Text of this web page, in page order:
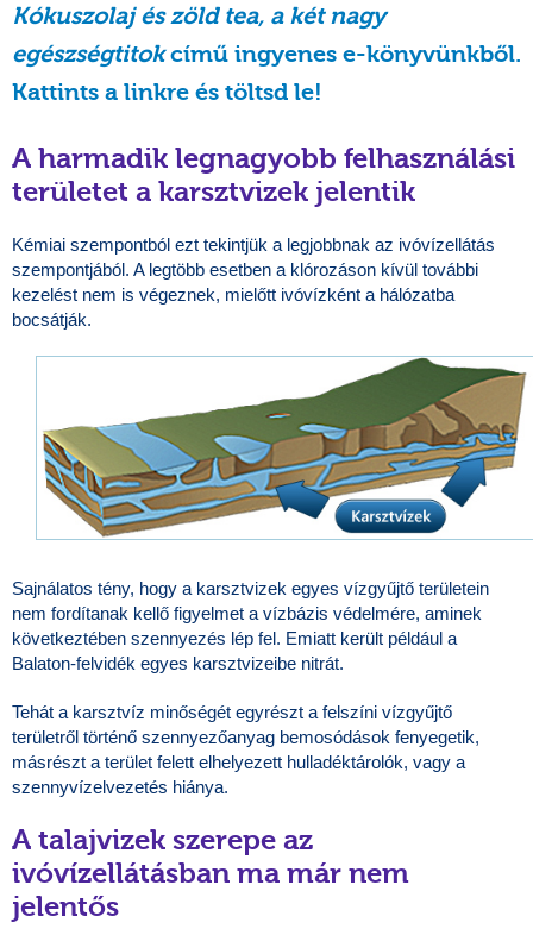
Kókuszolaj és zöld tea, a két nagy
egészségtitokcímű ingyenes e-könyvünkből.
Kattints a linkre és töltsd le!
A harmadik legnagyobb felhasználási
területet a karsztvizek jelentik
Kémiai szempontból ezt tekintjük a legjobbnak az ivóvízellátás
szempontjából. A legtöbb esetben a klórozáson kívül további
kezelést nem is végeznek, mielőtt ivóvízként a hálózatba
bocsátják.
Sajnálatos tény, hogy a karsztvizek egyes vízgyűjtő területein
nem fordítanak kellő figyelmet a vízbázis védelmére, aminek
következtében szennyezés lép fel. Emiatt került például a
Balaton-felvidék egyes karsztvizeibe nitrát.
Tehát a karsztvíz minőségét egyrészt a felszíni vízgyűjtő
területről történő szennyezőanyag bemosódások fenyegetik,
másrészt a terület felett elhelyezett hulladéktárolók, vagy a
szennyvízelvezetés hiánya.
A talajvizek szerepe az
ivóvízellátásban ma már nem
jelentős